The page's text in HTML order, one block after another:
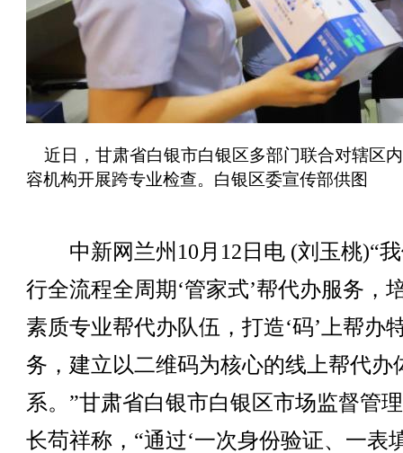
近日，甘肃省白银市白银区多部门联合对辖区
容机构开展跨专业检查。白银区委宣传部供图
中新网兰州10月12日电 (刘玉桃)“
行全流程全周期‘管家式’帮代办服务，
素质专业帮代办队伍，打造‘码’上帮办
务，建立以二维码为核心的线上帮代办
系。”甘肃省白银市白银区市场监督管
长苟祥称，“通过‘一次身份验证、一表